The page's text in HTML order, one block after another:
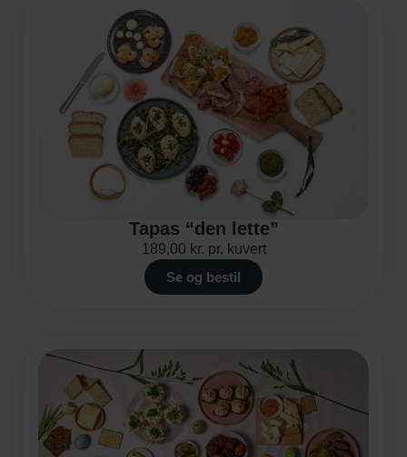
Tapas “den lette”
189,00 kr. pr. kuvert
Se og bestil